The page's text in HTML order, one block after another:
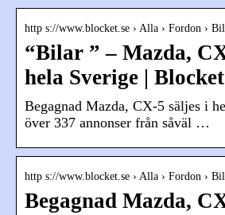
http s://www.blocket.se › Alla › Fordon ›
“Bilar ” – Mazda,
hela Sverige | Blocket
Begagnad Mazda, CX-5 säljes i
över 337 annonser från såväl …
http s://www.blocket.se › Alla › Fordon ›
Begagnad Mazda,